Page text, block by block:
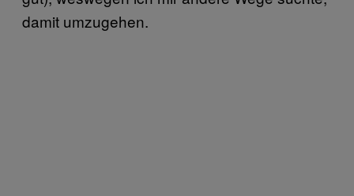
damit umzugehen.